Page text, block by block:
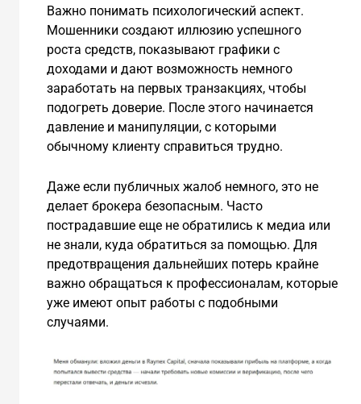
Важно понимать психологический аспект.
Мошенники создают иллюзию успешного
роста средств, показывают графики с
доходами и дают возможность немного
заработать на первых транзакциях, чтобы
подогреть доверие. После этого начинается
давление и манипуляции, с которыми
обычному клиенту справиться трудно.
Даже если публичных жалоб немного, это не
делает брокера безопасным. Часто
пострадавшие еще не обратились к медиа или
не знали, куда обратиться за помощью. Для
предотвращения дальнейших потерь крайне
важно обращаться к профессионалам, которые
уже имеют опыт работы с подобными
случаями.